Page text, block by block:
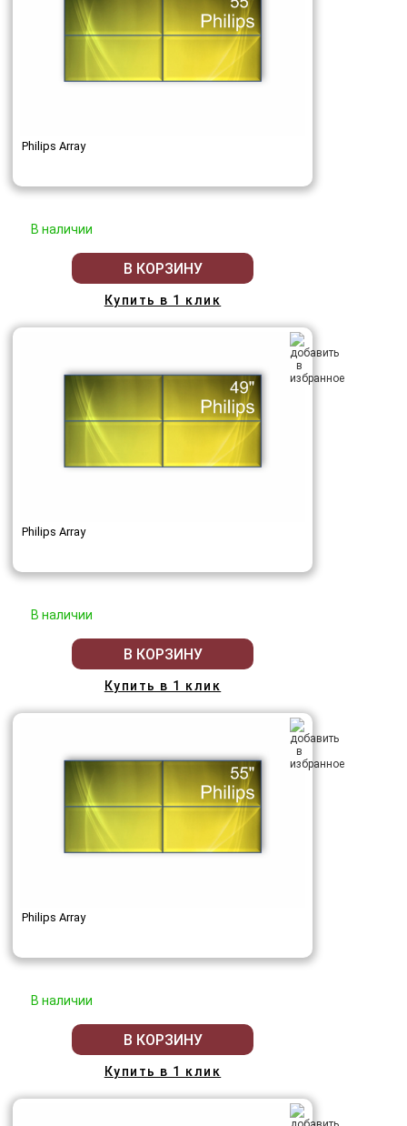
Philips Array
В наличии
В КОРЗИНУ
Купить в 1 клик
Philips Array
В наличии
В КОРЗИНУ
Купить в 1 клик
Philips Array
В наличии
В КОРЗИНУ
Купить в 1 клик